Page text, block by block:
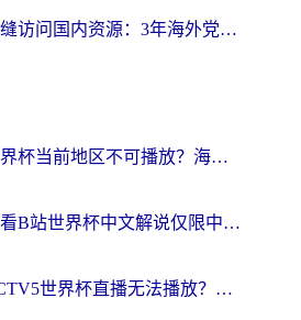
北美回国无缝访问国内资源：3年海外党亲测的加速器选择指南
在美国看世界杯当前地区不可播放？海外党体育观赛终极指南来了！
在澳大利亚看B站世界杯中文解说仅限中国大陆？这篇指南帮你打破限制看遍赛事
在海外看CCTV5世界杯直播无法播放？这篇指南让你和国内球迷同步呐喊